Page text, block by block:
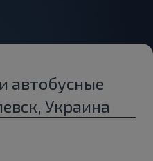
автобусные
Украина